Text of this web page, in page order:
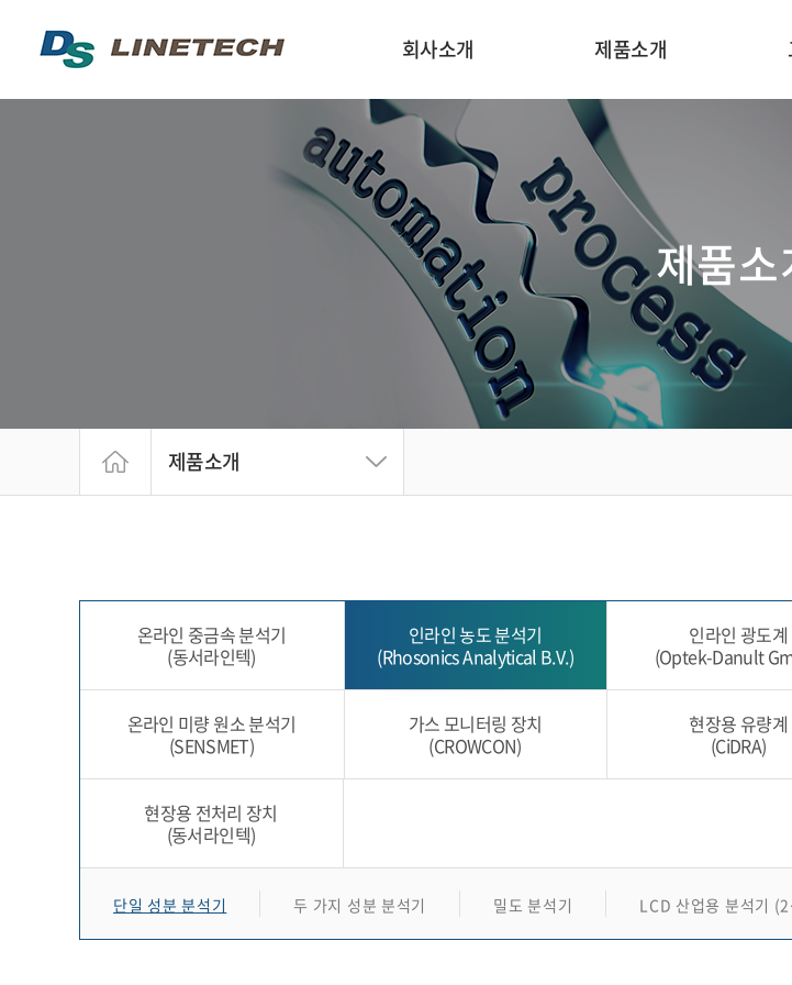
회사소개
인사말
회사구성 및 연락처
회사약도
회사연혁
제품소개
온라인 중금속 분석기
인라인 농도 분석기
인라인 광도계
일반 수질 항목 분석기
온라인 수질 분석기
온라인 미량 원소
분석기
현장용 유량계
제품소
제품소개
온라인 중금속 분석기
(동서라인텍)
인라인 농도 분석기
(Rhosonics Analytical B.V.)
인라인 광도계
(Optek-Danult
온라인 미량 원소 분석기
(SENSMET)
가스 모니터링 장치
(CROWCON)
현장용 유량계
(CiDRA)
현장용 전처리 장치
(동서라인텍)
단일 성분 분석기 두 가지 성분 분석기 밀도 분석기 LCD 산업용 분석기